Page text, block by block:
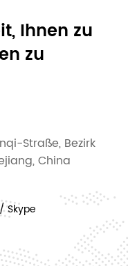
Ihnen zu
zu
Straße, Bezirk
China
Skype